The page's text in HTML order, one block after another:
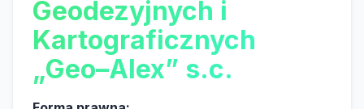
Geodezyjnych i
Kartograficznych
„Geo–Alex” s.c.